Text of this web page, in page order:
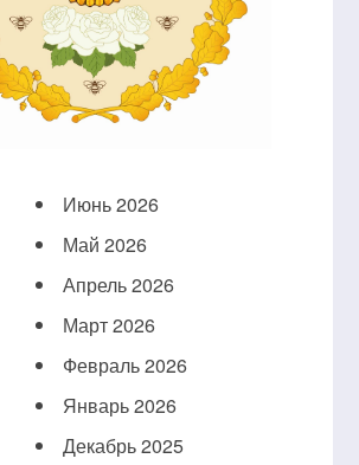
Июнь 2026
Май 2026
Апрель 2026
Март 2026
Февраль 2026
Январь 2026
Декабрь 2025